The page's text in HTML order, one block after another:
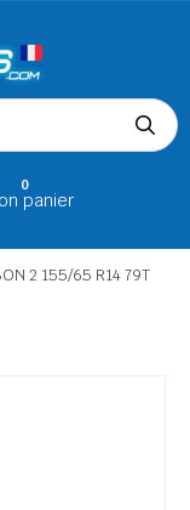
panier
0
2 155/65 R14 79T